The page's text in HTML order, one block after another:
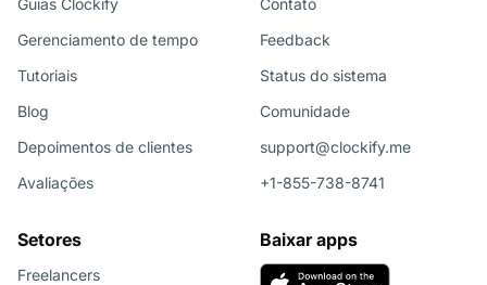
Gerenciamento de tempo
Tutoriais
Blog
Depoimentos de clientes
Avaliações
Setores
Freelancers
Feedback
Status do sistema
Comunidade
support@clockify.me
+1-855-738-8741
Baixar apps